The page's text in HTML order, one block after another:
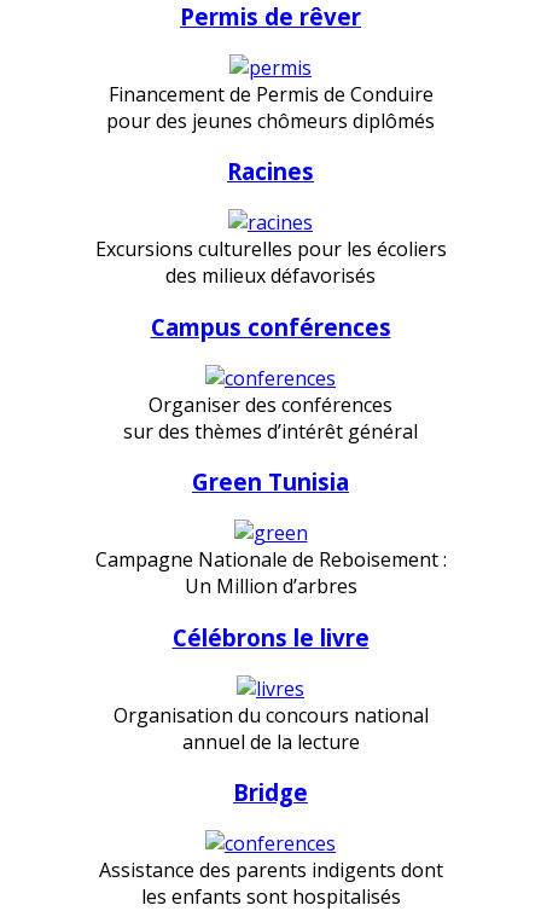
Permis de rêver
Financement de Permis de Conduire
pour des jeunes chômeurs diplômés
Racines
Excursions culturelles pour les écoliers
des milieux défavorisés
Campus conférences
Organiser des conférences
sur des thèmes d’intérêt général
Green Tunisia
Campagne Nationale de Reboisement :
Un Million d’arbres
Célébrons le livre
Organisation du concours national
annuel de la lecture
Bridge
Assistance des parents indigents dont
les enfants sont hospitalisés